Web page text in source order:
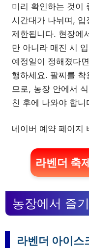
미리 확인하는 것이
시간대가 나뉘며,
제한됩니다. 현장에
만 아니라 매진 시
예정일이 정해졌다
행하세요. 팔찌를
므로, 농장 안에서
친 후에 나와야 합니
네이버 예약 페이지
라벤더 축
농장에서 즐
라벤더 아이스